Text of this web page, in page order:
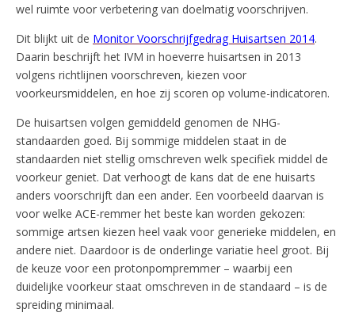
wel ruimte voor verbetering van doelmatig voorschrijven.
Dit blijkt uit de Monitor Voorschrijfgedrag Huisartsen 2014.
Daarin beschrijft het IVM in hoeverre huisartsen in 2013
volgens richtlijnen voorschreven, kiezen voor
voorkeursmiddelen, en hoe zij scoren op volume-indicatoren.
De huisartsen volgen gemiddeld genomen de NHG-
standaarden goed. Bij sommige middelen staat in de
standaarden niet stellig omschreven welk specifiek middel de
voorkeur geniet. Dat verhoogt de kans dat de ene huisarts
anders voorschrijft dan een ander. Een voorbeeld daarvan is
voor welke ACE-remmer het beste kan worden gekozen:
sommige artsen kiezen heel vaak voor generieke middelen, en
andere niet. Daardoor is de onderlinge variatie heel groot. Bij
de keuze voor een protonpompremmer – waarbij een
duidelijke voorkeur staat omschreven in de standaard – is de
spreiding minimaal.